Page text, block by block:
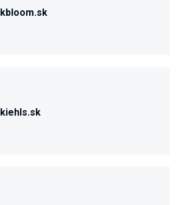
kbloom.sk
kiehls.sk